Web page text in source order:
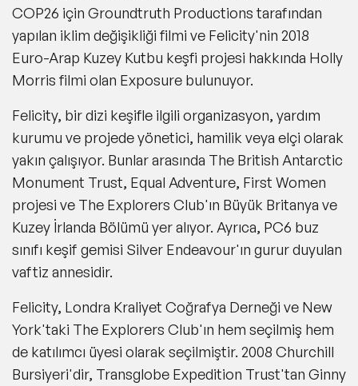
COP26 için Groundtruth Productions tarafından
yapılan iklim değişikliği filmi ve Felicity'nin 2018
Euro-Arap Kuzey Kutbu keşfi projesi hakkında Holly
Morris filmi olan Exposure bulunuyor.
Felicity, bir dizi keşifle ilgili organizasyon, yardım
kurumu ve projede yönetici, hamilik veya elçi olarak
yakın çalışıyor. Bunlar arasında The British Antarctic
Monument Trust, Equal Adventure, First Women
projesi ve The Explorers Club'ın Büyük Britanya ve
Kuzey İrlanda Bölümü yer alıyor. Ayrıca, PC6 buz
sınıfı keşif gemisi Silver Endeavour'ın gurur duyulan
vaftiz annesidir.
Felicity, Londra Kraliyet Coğrafya Derneği ve New
York'taki The Explorers Club'ın hem seçilmiş hem
de katılımcı üyesi olarak seçilmiştir. 2008 Churchill
Bursiyeri'dir, Transglobe Expedition Trust'tan Ginny